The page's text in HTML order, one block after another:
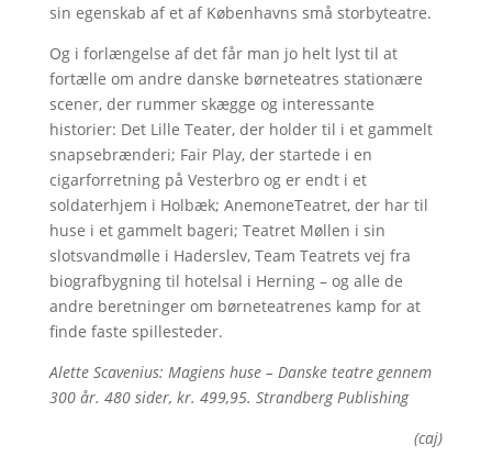
sin egenskab af et af Københavns små storbyteatre.
Og i forlængelse af det får man jo helt lyst til at
fortælle om andre danske børneteatres stationære
scener, der rummer skægge og interessante
historier: Det Lille Teater, der holder til i et gammelt
snapsebrænderi; Fair Play, der startede i en
cigarforretning på Vesterbro og er endt i et
soldaterhjem i Holbæk; AnemoneTeatret, der har til
huse i et gammelt bageri; Teatret Møllen i sin
slotsvandmølle i Haderslev, Team Teatrets vej fra
biografbygning til hotelsal i Herning – og alle de
andre beretninger om børneteatrenes kamp for at
finde faste spillesteder.
Alette Scavenius: Magiens huse – Danske teatre gennem
300 år. 480 sider, kr. 499,95. Strandberg Publishing
(caj)